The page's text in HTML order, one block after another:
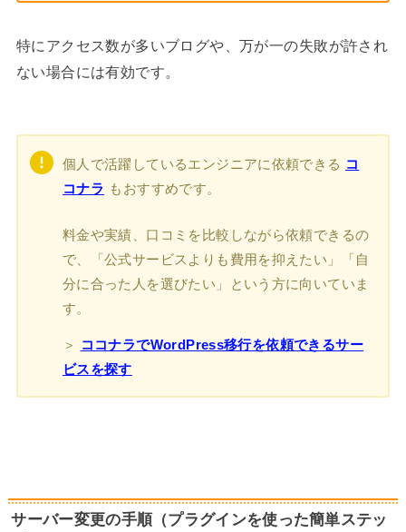
特にアクセス数が多いブログや、万が一の失敗が許され
ない場合には有効です。
個人で活躍しているエンジニアに依頼できる コ
コナラ もおすすめです。
料金や実績、口コミを比較しながら依頼できるの
で、「公式サービスよりも費用を抑えたい」「自
分に合った人を選びたい」という方に向いていま
す。
＞
ココナラでWordPress移行を依頼できるサー
ビスを探す
サーバー変更の手順（プラグインを使った簡単ステッ